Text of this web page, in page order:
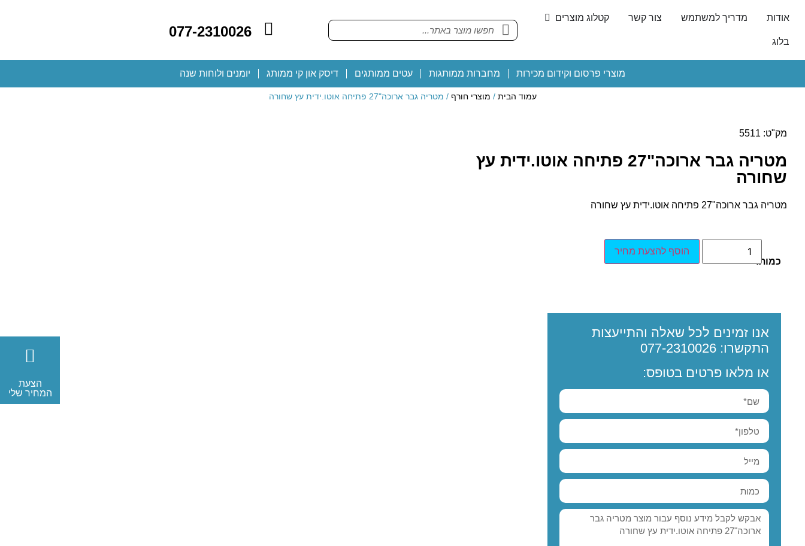
אודות מדריך למשתמש צור קשר קטלוג מוצרים
בלוג
077-2310026
מוצרי פרסום וקידום מכירות מחברות ממותגות עטים ממותגים דיסק און קי ממותג יומנים ולוחות שנה
עמוד הבית / מוצרי חורף / מטריה גבר ארוכה"27 פתיחה אוטו.ידית עץ שחורה
מק"ט: 5511
מטריה גבר ארוכה"27 פתיחה אוטו.ידית עץ
שחורה
מטריה גבר ארוכה"27 פתיחה אוטו.ידית עץ שחורה
כמות:
הוסף להצעת מחיר
אנו זמינים לכל שאלה והתייעצות
התקשרו: 077-2310026
או מלאו פרטים בטופס:
הצעת
המחיר שלי